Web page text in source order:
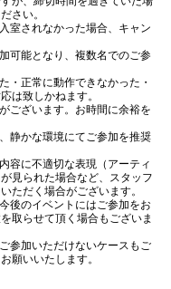
さい。
室されなかった場合、キャン
可能となり、複数名でのご参
・正常に動作できなかった・
は致しかねます。
ございます。お時間に余裕を
静かな環境にてご参加を推奨
容に不適切な表現（アーティ
見られた場合など、スタッフ
ただく場合がございます。
後のイベントにはご参加をお
取らせて頂く場合もございま
参加いただけないケースもご
願いいたします。